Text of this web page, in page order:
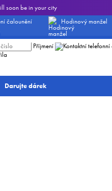
soon be in your city
čalounění Hodinový manžel
adresa
Příjmení
Darujte dárek